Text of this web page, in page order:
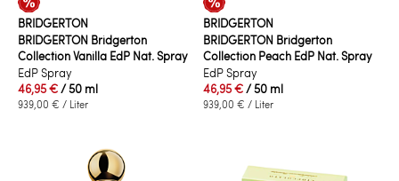
BRIDGERTON
BRIDGERTON Bridgerton
Collection Vanilla EdP Nat. Spray
EdP Spray
46,95 €/ 50 ml
939,00 € / Liter
BRIDGERTON
BRIDGERTON Bridgerton
Collection Peach EdP Nat. Spray
EdP Spray
46,95 €/ 50 ml
939,00 € / Liter